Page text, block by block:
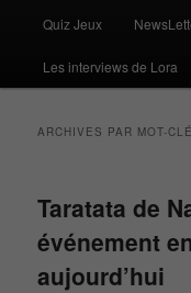
Quiz Jeux
Les interviews de Lora
ARCHIVES PAR MOT-
Taratata de
événement
aujourd’hui